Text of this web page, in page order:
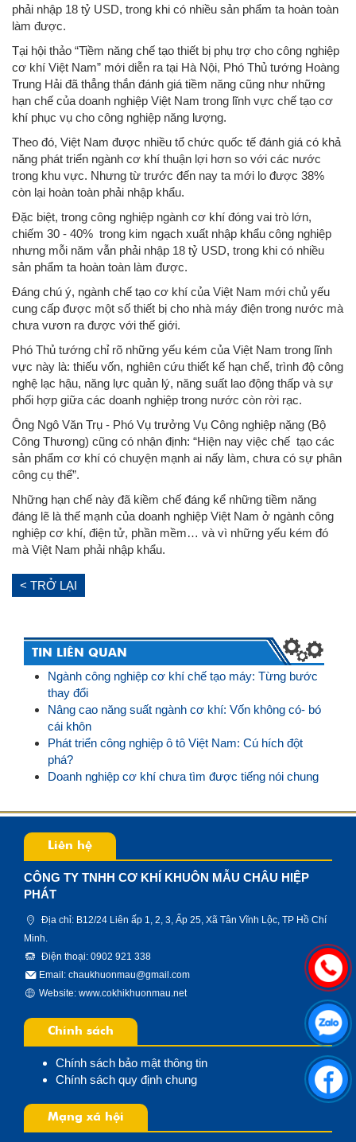
phải nhập 18 tỷ USD, trong khi có nhiều sản phẩm ta hoàn toàn
làm được.
Tại hội thảo “Tiềm năng chế tạo thiết bị phụ trợ cho công nghiệp
cơ khí Việt Nam” mới diễn ra tại Hà Nội, Phó Thủ tướng Hoàng
Trung Hải đã thẳng thắn đánh giá tiềm năng cũng như những
hạn chế của doanh nghiệp Việt Nam trong lĩnh vực chế tạo cơ
khí phục vụ cho công nghiệp năng lượng.
Theo đó, Việt Nam được nhiều tổ chức quốc tế đánh giá có khả
năng phát triển ngành cơ khí thuận lợi hơn so với các nước
trong khu vực. Nhưng từ trước đến nay ta mới lo được 38%
còn lại hoàn toàn phải nhập khẩu.
Đặc biệt, trong công nghiệp ngành cơ khí đóng vai trò lớn,
chiếm 30 - 40% trong kim ngạch xuất nhập khẩu công nghiệp
nhưng mỗi năm vẫn phải nhập 18 tỷ USD, trong khi có nhiều
sản phẩm ta hoàn toàn làm được.
Đáng chú ý, ngành chế tạo cơ khí của Việt Nam mới chủ yếu
cung cấp được một số thiết bị cho nhà máy điện trong nước mà
chưa vươn ra được với thế giới.
Phó Thủ tướng chỉ rõ những yếu kém của Việt Nam trong lĩnh
vực này là: thiếu vốn, nghiên cứu thiết kế hạn chế, trình độ công
nghệ lạc hậu, năng lực quản lý, năng suất lao động thấp và sự
phối hợp giữa các doanh nghiệp trong nước còn rời rạc.
Ông Ngô Văn Trụ - Phó Vụ trưởng Vụ Công nghiệp nặng (Bộ
Công Thương) cũng có nhận định: “Hiện nay việc chế tạo các
sản phẩm cơ khí có chuyện mạnh ai nấy làm, chưa có sự phân
công cụ thể”.
Những hạn chế này đã kiềm chế đáng kể những tiềm năng
đáng lẽ là thế mạnh của doanh nghiệp Việt Nam ở ngành công
nghiệp cơ khí, điện tử, phần mềm… và vì những yếu kém đó
mà Việt Nam phải nhập khẩu.
< TRỞ LẠI
TIN LIÊN QUAN
Ngành công nghiệp cơ khí chế tạo máy: Từng bước
thay đổi
Nâng cao năng suất ngành cơ khí: Vốn không có- bó
cái khôn
Phát triển công nghiệp ô tô Việt Nam: Cú hích đột
phá?
Doanh nghiệp cơ khí chưa tìm được tiếng nói chung
Liên hệ
CÔNG TY TNHH CƠ KHÍ KHUÔN MẪU CHÂU HIỆP
PHÁT
Địa chỉ: B12/24 Liên ấp 1, 2, 3, Ấp 25, Xã Tân Vĩnh Lộc, TP Hồ Chí
Minh.
Điện thoại: 0902 921 338
Email: chaukhuonmau@gmail.com
Website:www.cokhikhuonmau.net
Chính sách
Chính sách bảo mật thông tin
Chính sách quy định chung
Mạng xã hội